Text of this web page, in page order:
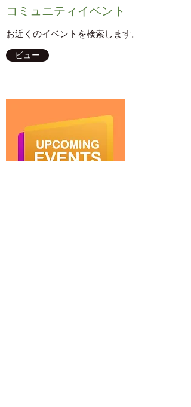
コミュニティイベント
お近くのイベントを検索します。
ビュー